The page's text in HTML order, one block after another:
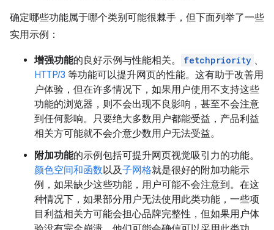
确定哪些功能属于哪个类别可能很棘手，但下面列举了一些
实用示例：
增强功能的良好示例与性能相关。 fetchpriority 、
HTTP/3 等功能可以提升网页的性能。这有助于改善用
户体验，但在许多情况下，如果用户使用不支持这些
功能的浏览器，则不会出现不良影响，甚至不会注意
到任何影响。只要绝大多数用户都能受益，产品利益
相关方可能就不会介意少数用户无法受益。
附加功能的示例包括可提升网页视觉吸引力的功能。
颜色空间和函数以及子网格就是很好的附加功能示
例，如果缺少这些功能，用户可能不会注意到。在这
种情况下，如果部分用户无法使用此类功能，一些项
目利益相关方可能会担心品牌完整性，但如果用户体